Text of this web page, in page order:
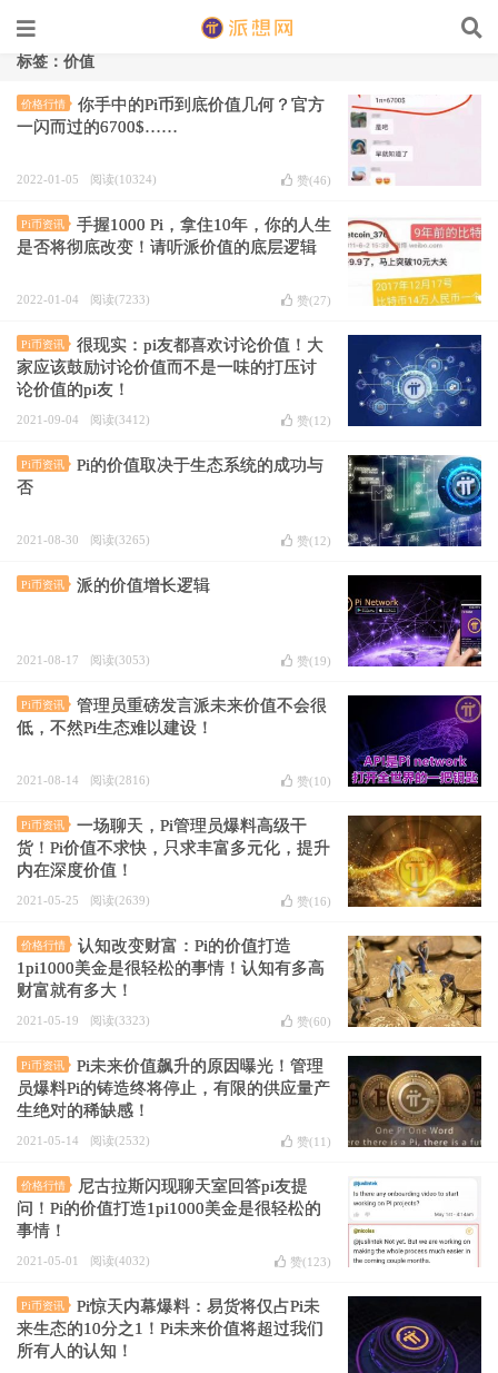
标签：价值
价格行情
你手中的Pi币到底价值几何？官方
一闪而过的6700$……
2022-01-05 阅读(10324) 赞(46)
Pi币资讯
手握1000 Pi，拿住10年，你的人生
是否将彻底改变！请听派价值的底层逻辑
2022-01-04 阅读(7233) 赞(27)
Pi币资讯
很现实：pi友都喜欢讨论价值！大
家应该鼓励讨论价值而不是一味的打压讨
论价值的pi友！
2021-09-04 阅读(3412) 赞(12)
Pi币资讯
Pi的价值取决于生态系统的成功与
否
2021-08-30 阅读(3265) 赞(12)
Pi币资讯 派的价值增长逻辑
2021-08-17 阅读(3053) 赞(19)
Pi币资讯
管理员重磅发言派未来价值不会很
低，不然Pi生态难以建设！
2021-08-14 阅读(2816) 赞(10)
Pi币资讯
一场聊天，Pi管理员爆料高级干
货！Pi价值不求快，只求丰富多元化，提升
内在深度价值！
2021-05-25 阅读(2639) 赞(16)
价格行情
认知改变财富：Pi的价值打造
1pi1000美金是很轻松的事情！认知有多高
财富就有多大！
2021-05-19 阅读(3323) 赞(60)
Pi币资讯
Pi未来价值飙升的原因曝光！管理
员爆料Pi的铸造终将停止，有限的供应量产
生绝对的稀缺感！
2021-05-14 阅读(2532) 赞(11 )
价格行情
尼古拉斯闪现聊天室回答pi友提
问！Pi的价值打造1pi1000美金是很轻松的
事情！
2021-05-01 阅读(4032) 赞(123)
Pi币资讯
Pi惊天内幕爆料：易货将仅占Pi未
来生态的10分之1！Pi未来价值将超过我们
所有人的认知！